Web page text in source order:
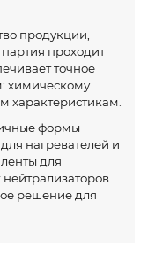
продукции,
проходит
точное
химическому
характеристикам.
формы
нагревателей и
для
решение для